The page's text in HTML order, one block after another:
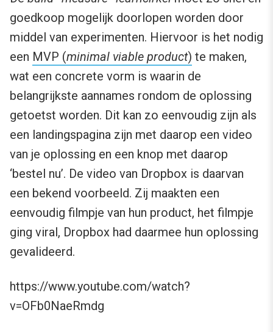
goedkoop mogelijk doorlopen worden door
middel van experimenten. Hiervoor is het nodig
een MVP (minimal viable product) te maken,
wat een concrete vorm is waarin de
belangrijkste aannames rondom de oplossing
getoetst worden. Dit kan zo eenvoudig zijn als
een landingspagina zijn met daarop een video
van je oplossing en een knop met daarop
‘bestel nu’. De video van Dropbox is daarvan
een bekend voorbeeld. Zij maakten een
eenvoudig filmpje van hun product, het filmpje
ging viral, Dropbox had daarmee hun oplossing
gevalideerd.
https://www.youtube.com/watch?
v=OFb0NaeRmdg